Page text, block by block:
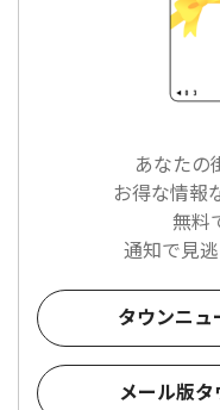
あなたの
お得な情報
無料
通知で見
タウンニュ
メール版タ